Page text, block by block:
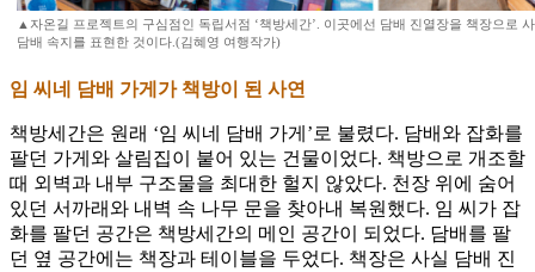
▲자온길 프로젝트의 구심점인 독립서점 ‘책방세간’. 이곳에선 담배 진열장을 책장으로
담배 속지를 표현한 것이다.(김혜영 여행작가)
임 씨네 담배 가게가 책방이 된 사연
책방세간은 원래 ‘임 씨네 담배 가게’로 불렸다. 담배와 잡화를
팔던 가게와 살림집이 붙어 있는 건물이었다. 책방으로 개조할
때 외벽과 내부 구조물을 최대한 헐지 않았다. 천장 위에 숨어
있던 서까래와 내벽 속 나무 문을 찾아내 복원했다. 임 씨가 잡
화를 팔던 공간은 책방세간의 메인 공간이 되었다. 담배를 팔
던 옆 공간에는 책장과 테이블을 두었다. 책장은 사실 담배 진